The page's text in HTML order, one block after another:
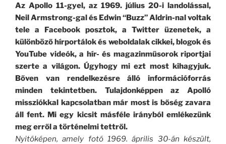
Az Apollo 11-gyel, az 1969. július 20-i landolással,
Neil Armstrong-gal és Edwin “Buzz” Aldrin-nal voltak
tele a Facebook posztok, a Twitter üzenetek, a
különböző hírportálok és weboldalak cikkei, blogok és
YouTube videók, a hír- és magazinműsorok riportjai
szerte a világon. Úgyhogy mi ezt most kihagyjuk.
Bőven van rendelkezésre álló információforrás
minden tekintetben. Tulajdonképpen az Apolló
missziókkal kapcsolatban már most is bőség zavara
áll fent. Mi egy kicsit másféle irányból emlékezünk
meg erről a történelmi tettről.
Nyitóképen, amely fotó 1969. április 30-án készült,